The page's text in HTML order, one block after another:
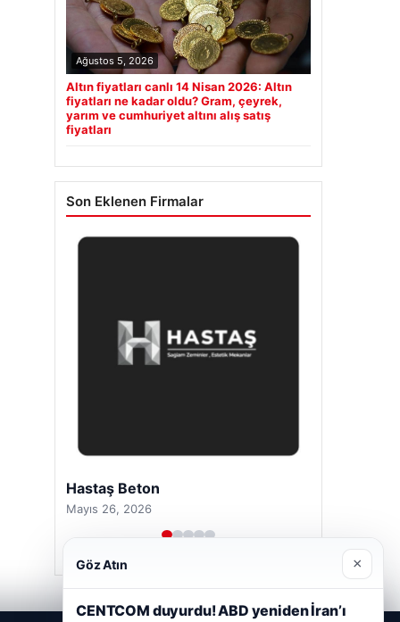
Ağustos 5, 2026
Altın fiyatları canlı 14 Nisan 2026: Altın
fiyatları ne kadar oldu? Gram, çeyrek,
yarım ve cumhuriyet altını alış satış
fiyatları
Son Eklenen Firmalar
Hastaş Beton
Mayıs 26, 2026
Göz Atın ×
CENTCOM duyurdu! ABD yeniden İran’ı